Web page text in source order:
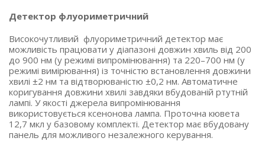
Детектор флуориметричний
Високочутливий флуориметричний детектор має
можливість працювати у діапазоні довжин хвиль від 200
до 900 нм (у режимі випромінювання) та 220–700 нм (у
режимі вимірювання) із точністю встановлення довжини
хвилі ±2 нм та відтворюваністю ±0,2 нм. Автоматичне
коригування довжини хвилі завдяки вбудованій ртутній
лампі. У якості джерела випромінювання
використовується ксенонова лампа. Проточна кювета
12,7 мкл у базовому комплекті. Детектор має вбудовану
панель для можливого незалежного керування.